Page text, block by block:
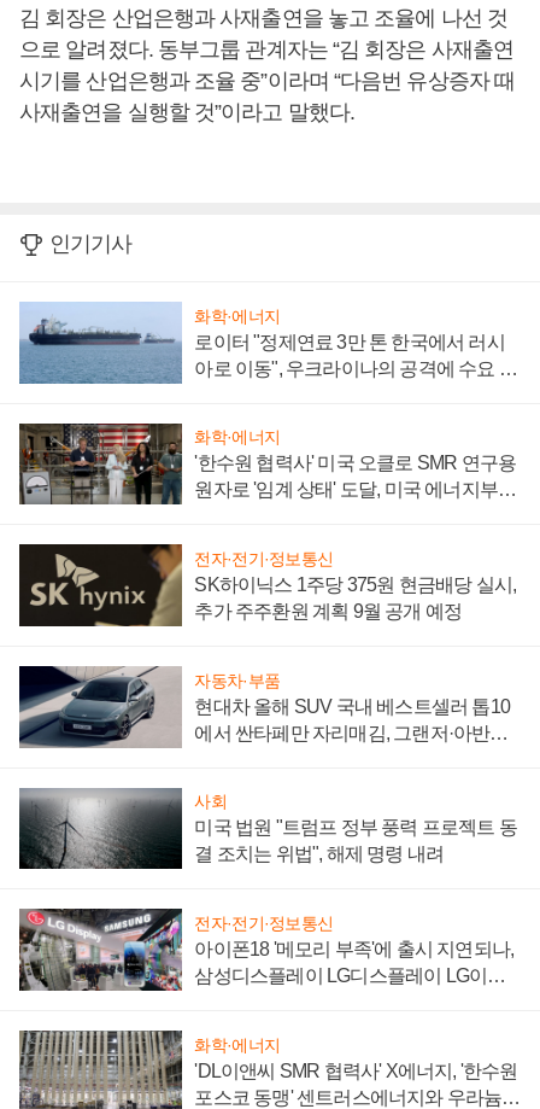
김 회장은 산업은행과 사재출연을 놓고 조율에 나선 것
으로 알려졌다. 동부그룹 관계자는 “김 회장은 사재출연
시기를 산업은행과 조율 중”이라며 “다음번 유상증자 때
사재출연을 실행할 것”이라고 말했다.
인기기사
화학·에너지
로이터 "정제연료 3만 톤 한국에서 러시
아로 이동", 우크라이나의 공격에 수요 늘
화학·에너지
'한수원 협력사' 미국 오클로 SMR 연구용
원자로 '임계 상태' 도달, 미국 에너지부
전자·전기·정보통신
SK하이닉스 1주당 375원 현금배당 실시,
추가 주주환원 계획 9월 공개 예정
자동차·부품
현대차 올해 SUV 국내 베스트셀러 톱10
에서 싼타페만 자리매김, 그랜저·아반떼
사회
미국 법원 "트럼프 정부 풍력 프로젝트 동
결 조치는 위법", 해제 명령 내려
전자·전기·정보통신
아이폰18 '메모리 부족'에 출시 지연되나,
삼성디스플레이 LG디스플레이 LG이노
화학·에너지
'DL이앤씨 SMR 협력사' X에너지, '한수원
포스코 동맹' 센트러스에너지와 우라늄